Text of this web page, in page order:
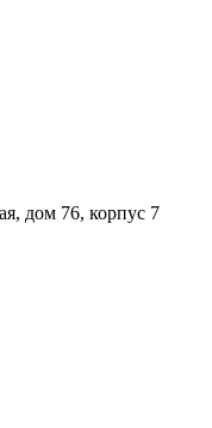
дом 76, корпус 7